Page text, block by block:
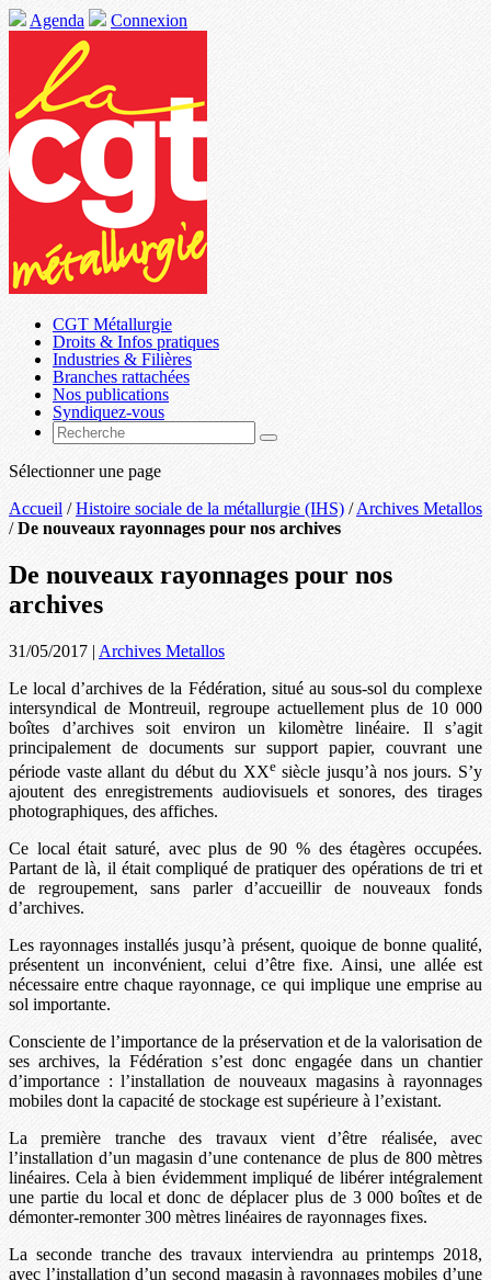
Agenda Connexion
CGT Métallurgie
Droits & Infos pratiques
Industries & Filières
Branches rattachées
Nos publications
Syndiquez-vous
Sélectionner une page
Accueil /Histoire sociale de la métallurgie (IHS) /Archives Metallos
/De nouveaux rayonnages pour nos archives
De nouveaux rayonnages pour nos
archives
31/05/2017 | Archives Metallos
Le local d’archives de la Fédération, situé au sous-sol du complexe
intersyndical de Montreuil, regroupe actuellement plus de 10 000
boîtes d’archives soit environ un kilomètre linéaire. Il s’agit
principalement de documents sur support papier, couvrant une
période vaste allant du début du XXesiècle jusqu’à nos jours. S’y
ajoutent des enregistrements audiovisuels et sonores, des tirages
photographiques, des affiches.
Ce local était saturé, avec plus de 90 % des étagères occupées.
Partant de là, il était compliqué de pratiquer des opérations de tri et
de regroupement, sans parler d’accueillir de nouveaux fonds
d’archives.
Les rayonnages installés jusqu’à présent, quoique de bonne qualité,
présentent un inconvénient, celui d’être fixe. Ainsi, une allée est
nécessaire entre chaque rayonnage, ce qui implique une emprise au
sol importante.
Consciente de l’importance de la préservation et de la valorisation de
ses archives, la Fédération s’est donc engagée dans un chantier
d’importance : l’installation de nouveaux magasins à rayonnages
mobiles dont la capacité de stockage est supérieure à l’existant.
La première tranche des travaux vient d’être réalisée, avec
l’installation d’un magasin d’une contenance de plus de 800 mètres
linéaires. Cela à bien évidemment impliqué de libérer intégralement
une partie du local et donc de déplacer plus de 3 000 boîtes et de
démonter-remonter 300 mètres linéaires de rayonnages fixes.
La seconde tranche des travaux interviendra au printemps 2018,
avec l’installation d’un second magasin à rayonnages mobiles d’une